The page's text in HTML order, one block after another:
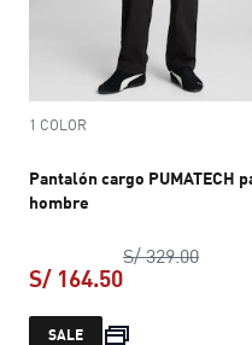
1 COLOR
Pantalón cargo PUMATECH
hombre
S/ 329.00precio
S/ 164.50
precio actual
SALE